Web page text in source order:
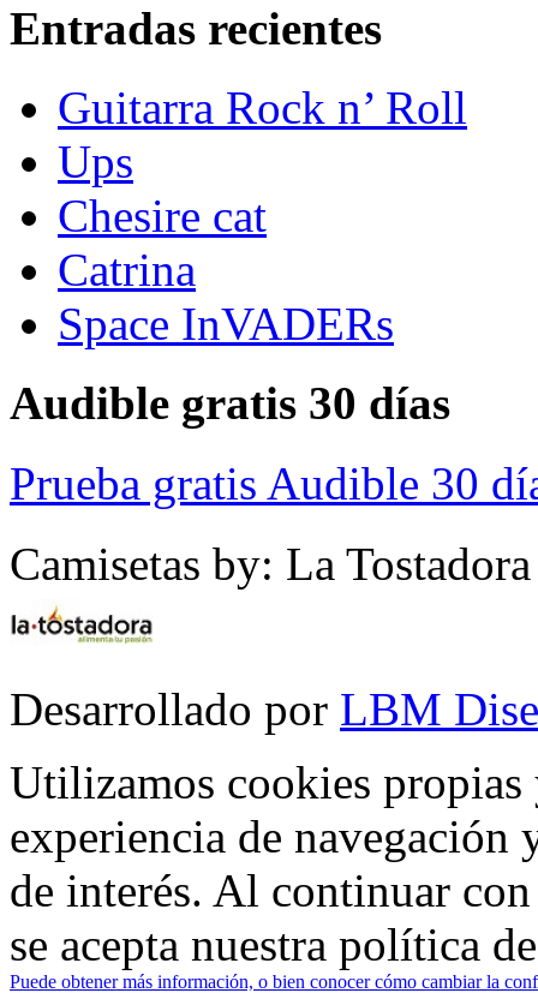
Entradas recientes
Guitarra Rock n’ Roll
Ups
Chesire cat
Catrina
Space InVADERs
Audible gratis 30 días
Prueba gratis Audible 30
Camisetas by: La Tostadora
Desarrollado por LBM
Utilizamos cookies propias
experiencia de
de interés. Al continuar
se acepta nuestra política
Puede obtener más información, o bien conocer cómo cambiar la